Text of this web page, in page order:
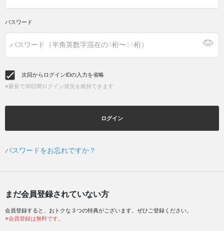
パスワード
次回からログインIDの入力を省略
※最長で30日間ログイン状況を維持できます
ログイン
パスワードをお忘れですか？
まだ会員登録されていない方
会員登録すると、おトクな３つの特典がございます。ぜひご登録ください。
※会員登録は無料です。